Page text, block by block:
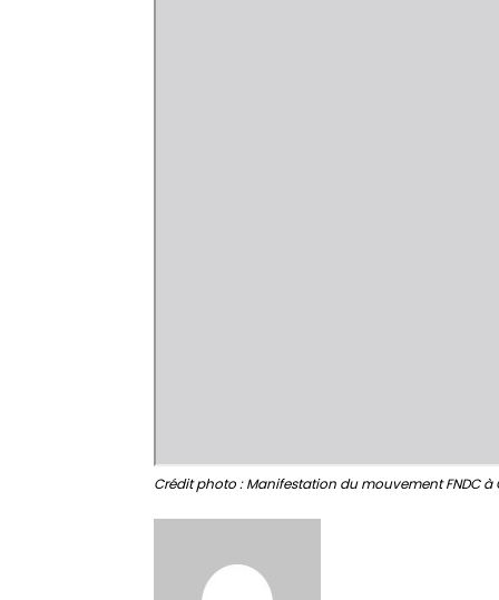
Crédit photo : Manifestation du mouvement FNDC à